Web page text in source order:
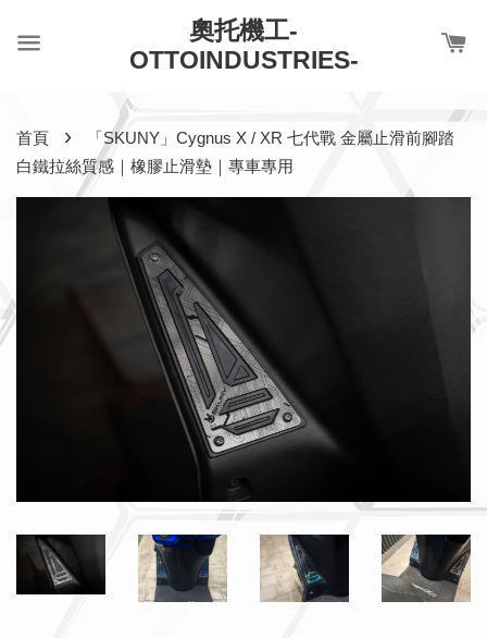
奧托機工-
OTTOINDUSTRIES-
首頁 ›
「SKUNY」Cygnus X / XR 七代戰 金屬止滑前腳踏
白鐵拉絲質感｜橡膠止滑墊｜專車專用